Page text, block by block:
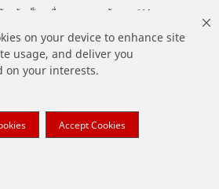
on your device to enhance site
usage, and deliver you
on your interests.
Accept Cookies
างต้นเป็นเครื่องหมายการค้าของ 3M